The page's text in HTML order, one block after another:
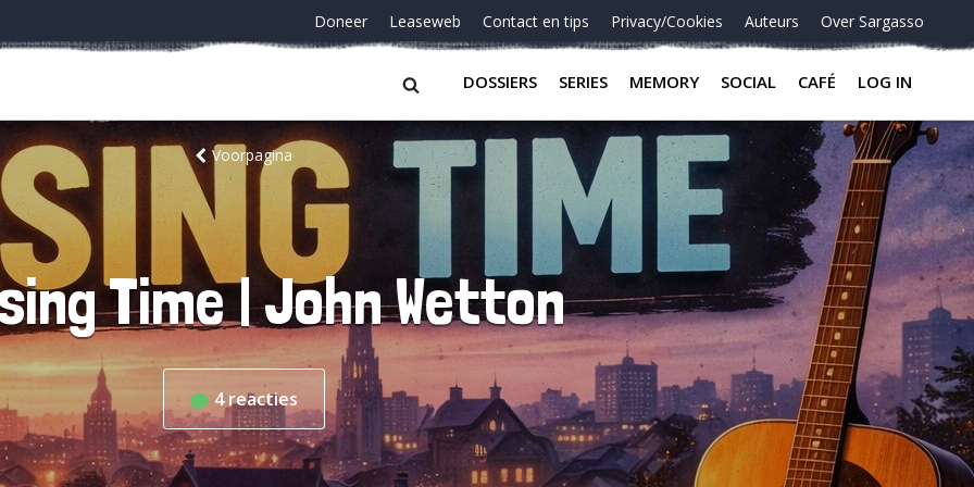
Doneer Leaseweb Contact en tips Privacy/Cookies Auteurs Over Sargasso
DOSSIERS SERIES MEMORY SOCIAL CAFÉ LOG IN
Voorpagina
Time | John Wetton
4 reacties